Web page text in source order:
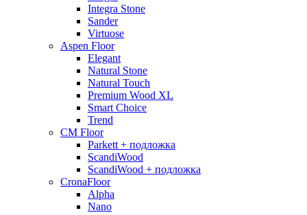
Integra Stone
Sander
Virtuose
Aspen Floor
Elegant
Natural Stone
Natural Touch
Premium Wood XL
Smart Choice
Trend
CM Floor
Parkett + подложка
ScandiWood
ScandiWood + подложка
CronaFloor
Alpha
Nano